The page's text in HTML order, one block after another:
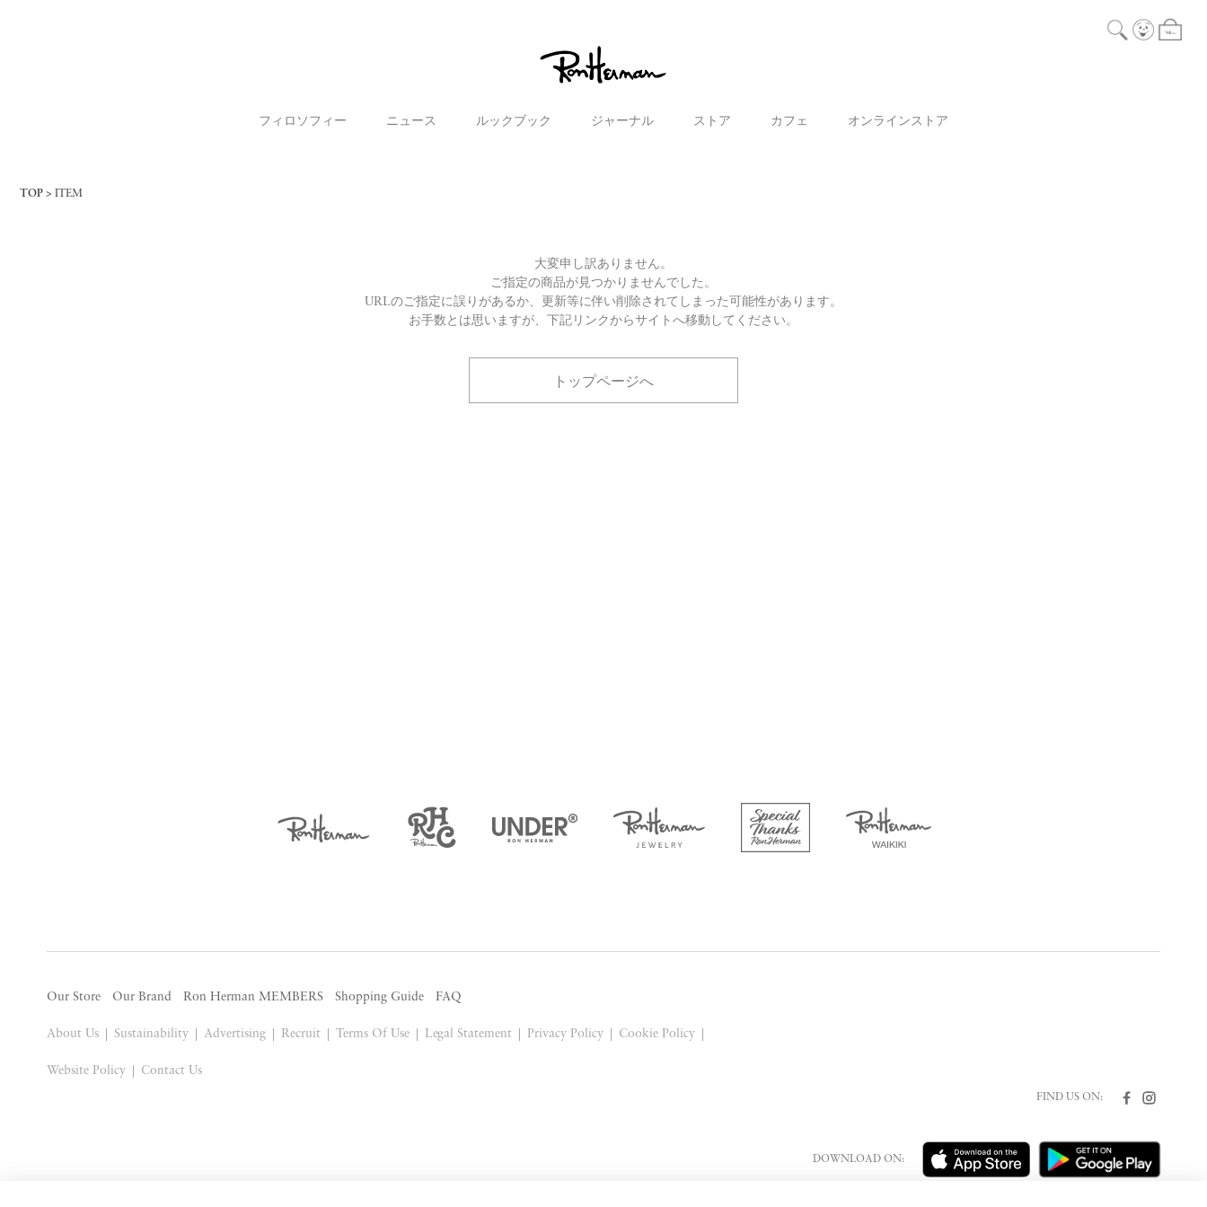
フィロソフィー ニュース ルックブック ジャーナル ストア カフェ オンラインストア
TOP ITEM
大変申し訳ありません。
ご指定の商品が見つかりませんでした。
URLのご指定に誤りがあるか、更新等に伴い削除されてしまった可能性があります。
お手数とは思いますが、下記リンクからサイトへ移動してください。
トップページへ
Our Store Our Brand Ron Herman MEMBERS Shopping Guide FAQ
About Us Sustainability Advertising Recruit Terms Of Use Legal Statement Privacy Policy Cookie Policy
Website Policy Contact Us
FIND US ON:
DOWNLOAD ON: